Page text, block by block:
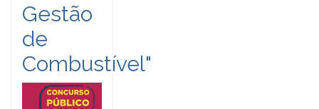
Gestão
de
Combustível"